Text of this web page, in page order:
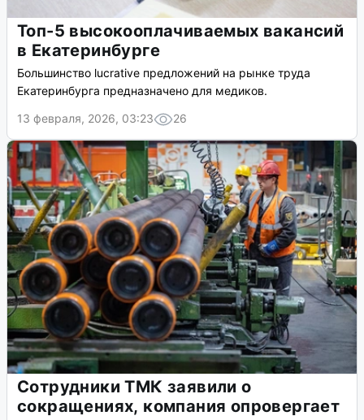
Топ-5 высокооплачиваемых вакансий
в Екатеринбурге
Большинство lucrative предложений на рынке труда
Екатеринбурга предназначено для медиков.
13 февраля, 2026, 03:23
26
Сотрудники ТМК заявили о
сокращениях, компания опровергает